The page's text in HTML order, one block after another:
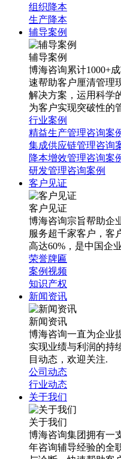
组织降本
生产降本
辅导案例
辅导案例
博海咨询累计1000+
速帮助客户厘清管理
解决方案，运用科学
为客户实现突破性的
行业案例
精益生产管理咨询案
集成供应链管理咨询
降本增效管理咨询案
研发管理咨询案例
客户见证
客户见证
博海咨询宗旨帮助企
服务超千家客户，客
高达60%，是中国企
荣誉牌匾
案例视频
知识产权
新闻资讯
新闻资讯
博海咨询一直为企业
实现业绩与利润的持
目动态，欢迎关注.
公司动态
行业动态
关于我们
关于我们
博海咨询集团拥有一
年咨询辅导经验的全